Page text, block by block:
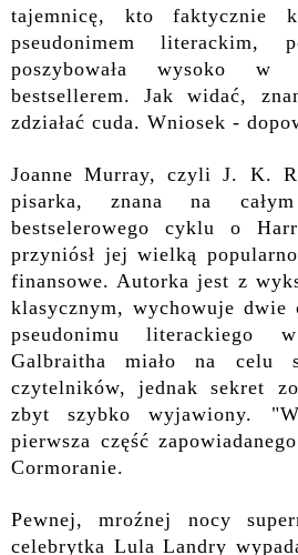
tajemnicę, kto faktycznie
pseudonimem literackim,
poszybowała wysoko
bestsellerem. Jak widać,
zdziałać cuda. Wniosek -
Joanne Murray, czyli J. K.
pisarka, znana na
bestselerowego cyklu o
przyniósł jej wielką
finansowe. Autorka jest z
klasycznym, wychowuje
pseudonimu literackiego
Galbraitha miało na celu
czytelników, jednak sekret
zbyt szybko wyjawiony.
pierwsza część
Cormoranie.
Pewnej, mroźnej nocy
celebrytka Lula Landry